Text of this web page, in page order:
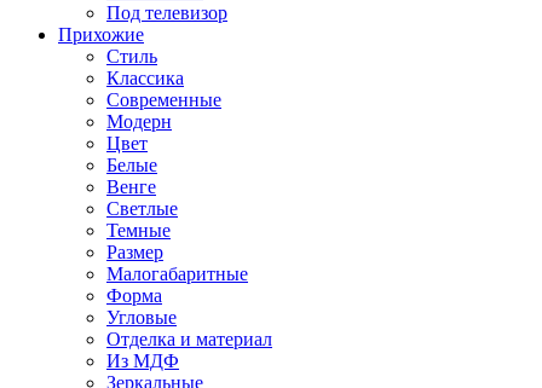
Под телевизор
Прихожие
Стиль
Классика
Современные
Модерн
Цвет
Белые
Венге
Светлые
Темные
Размер
Малогабаритные
Форма
Угловые
Отделка и материал
Из МДФ
Зеркальные